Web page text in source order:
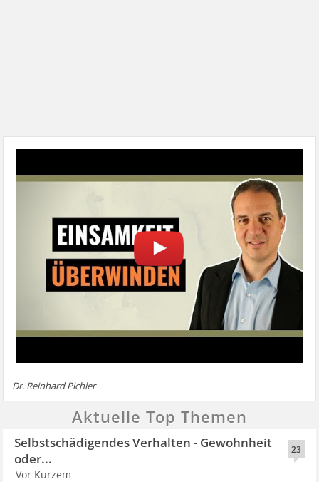
Dr. Reinhard Pichler
Aktuelle Top Themen
23
Selbstschädigendes Verhalten - Gewohnheit
oder...
Vor Kurzem